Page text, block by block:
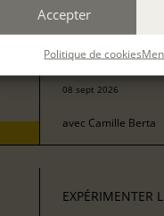
Accepter
Politique de cookies
EXPÉRIMENTER
08 sept 2026
avec Camille Berta
EXPÉRIMENTER